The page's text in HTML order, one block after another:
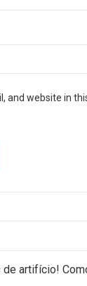
and website in
artifício!